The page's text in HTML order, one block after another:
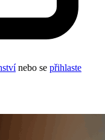
nebo se přihlaste